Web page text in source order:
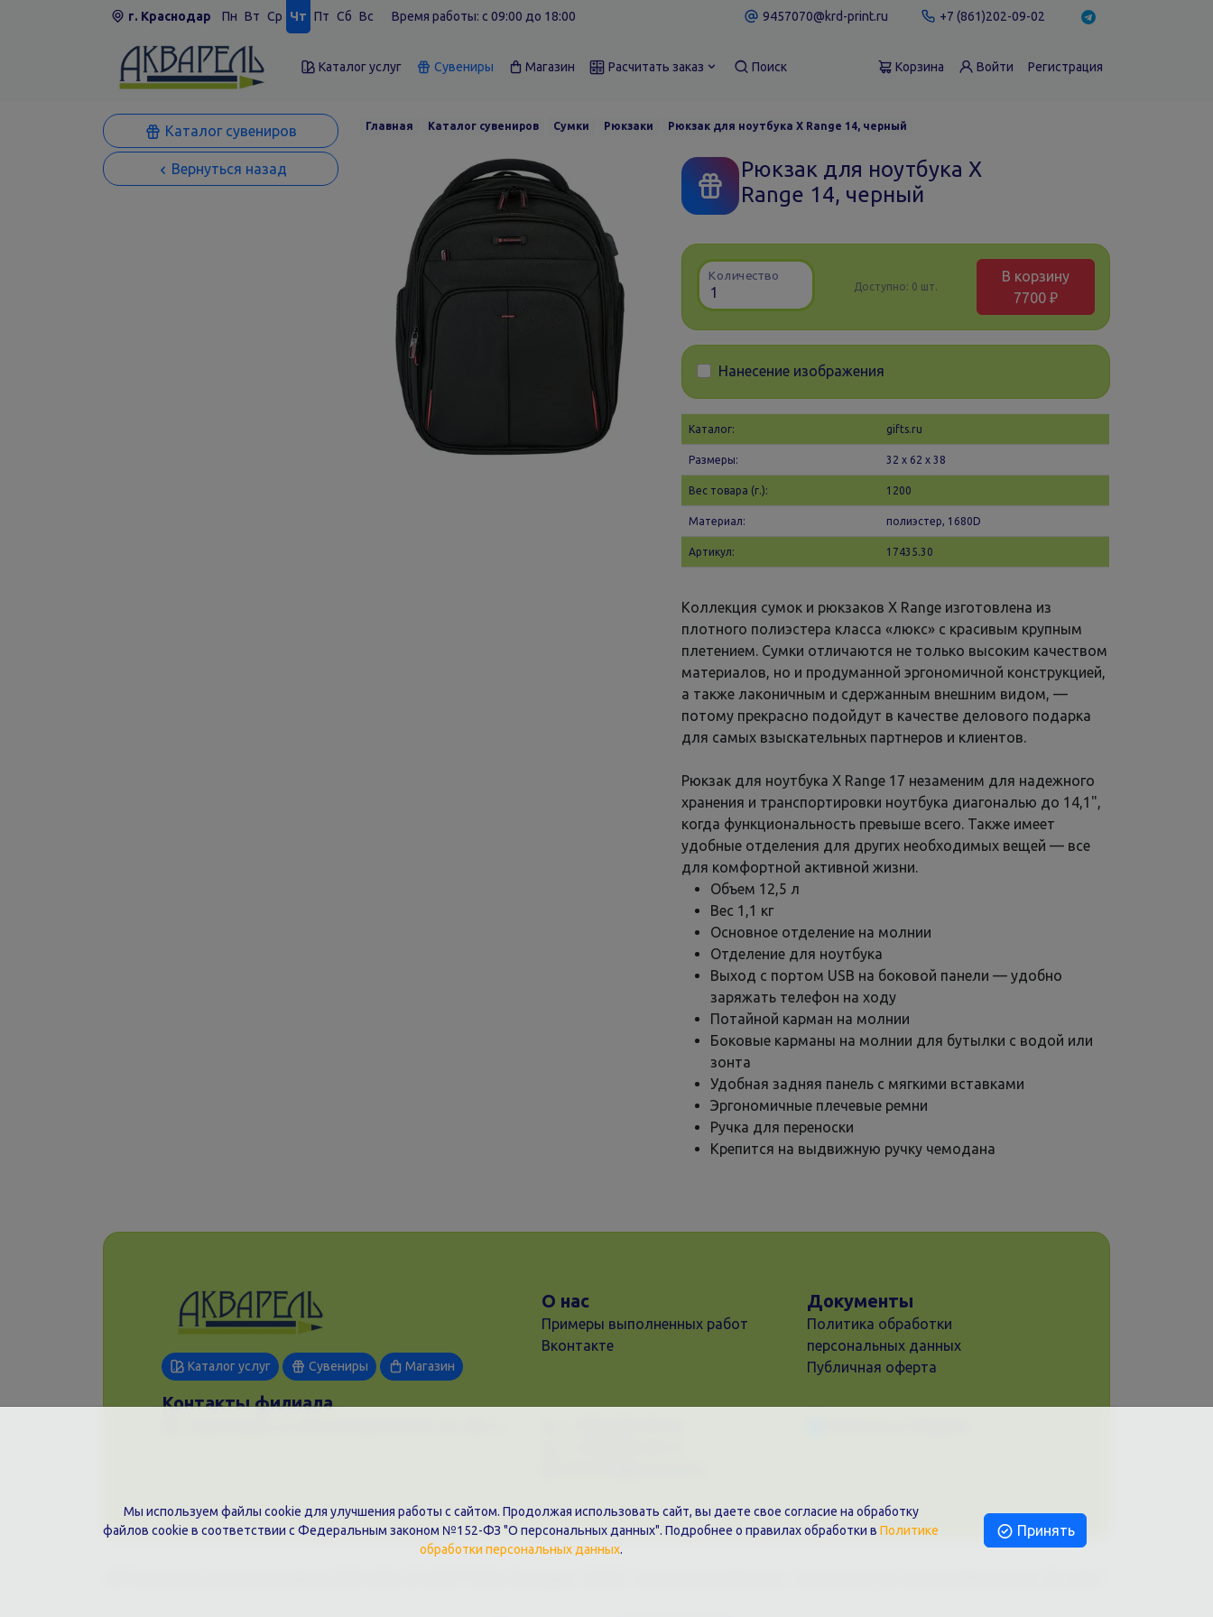
г. Краснодар Пн Вт Ср Чт Пт Сб Вс Время работы: c 09:00 до 18:00 9457070@krd-print.ru +7 (861)202-09-02
Каталог услуг Сувениры Магазин Расчитать заказ Поиск Корзина Войти Регистрация
Каталог сувениров
Вернуться назад
Главная Каталог сувениров Сумки Рюкзаки Рюкзак для ноутбука X Range 14, черный
Рюкзак для ноутбука X
Range 14, черный
Количество
Доступно: 0 шт.
В корзину
7700 ₽
Нанесение изображения
Каталог: gifts.ru
Размеры: 32 х 62 x 38
Вес товара (г.): 1200
Материал: полиэстер, 1680D
Артикул: 17435.30
Коллекция сумок и рюкзаков X Range изготовлена из
плотного полиэстера класса «люкс» с красивым крупным
плетением. Сумки отличаются не только высоким качеством
материалов, но и продуманной эргономичной конструкцией,
а также лаконичным и сдержанным внешним видом, —
потому прекрасно подойдут в качестве делового подарка
для самых взыскательных партнеров и клиентов.
Рюкзак для ноутбука X Range 17 незаменим для надежного
хранения и транспортировки ноутбука диагональю до 14,1",
когда функциональность превыше всего. Также имеет
удобные отделения для других необходимых вещей — все
для комфортной активной жизни.
Объем 12,5 л
Вес 1,1 кг
Основное отделение на молнии
Отделение для ноутбука
Выход с портом USB на боковой панели — удобно
заряжать телефон на ходу
Потайной карман на молнии
Боковые карманы на молнии для бутылки с водой или
зонта
Удобная задняя панель с мягкими вставками
Эргономичные плечевые ремни
Ручка для переноски
Крепится на выдвижную ручку чемодана
Каталог услуг Сувениры Магазин
О нас
Примеры выполненных работ
Вконтакте
Документы
Политика обработки
персональных данных
Публичная оферта
Контакты филиала
Мы используем файлы cookie для улучшения работы с сайтом. Продолжая использовать сайт, вы даете свое согласие на обработку
файлов cookie в соответствии с Федеральным законом №152-ФЗ "О персональных данных". Подробнее о правилах обработки в Политике
обработки персональных данных.
Принять